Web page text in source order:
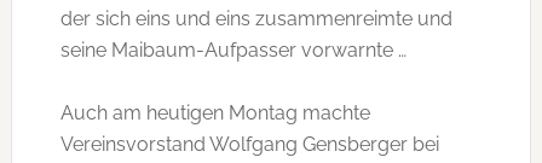
der sich eins und eins zusammenreimte und
seine Maibaum-Aufpasser vorwarnte …
Auch am heutigen Montag machte
Vereinsvorstand Wolfgang Gensberger bei